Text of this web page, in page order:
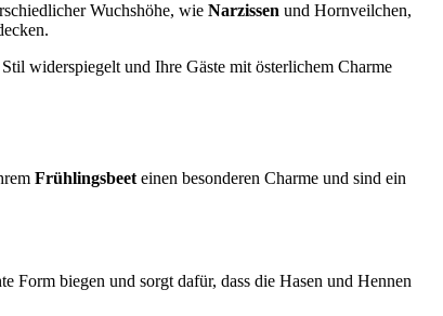
Wuchshöhe, wie Narzissen und Hornveilchen,
widerspiegelt und Ihre Gäste mit österlichem Charme
Frühlingsbeet einen besonderen Charme und sind ein
Form biegen und sorgt dafür, dass die Hasen und Hennen